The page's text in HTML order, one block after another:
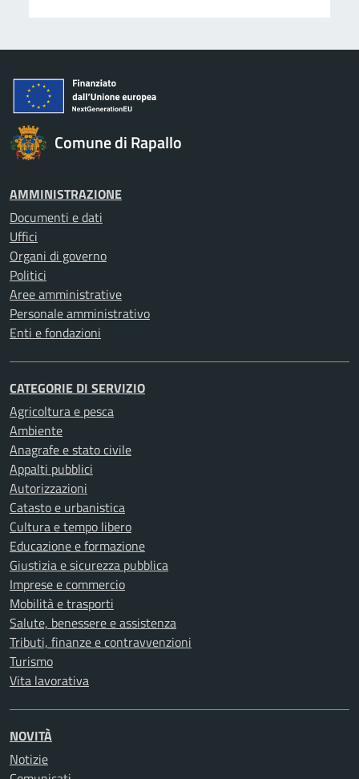
Comune di Rapallo
AMMINISTRAZIONE
Documenti e dati
Uffici
Organi di governo
Politici
Aree amministrative
Personale amministrativo
Enti e fondazioni
CATEGORIE DI SERVIZIO
Agricoltura e pesca
Ambiente
Anagrafe e stato civile
Appalti pubblici
Autorizzazioni
Catasto e urbanistica
Cultura e tempo libero
Educazione e formazione
Giustizia e sicurezza pubblica
Imprese e commercio
Mobilità e trasporti
Salute, benessere e assistenza
Tributi, finanze e contravvenzioni
Turismo
Vita lavorativa
NOVITÀ
Notizie